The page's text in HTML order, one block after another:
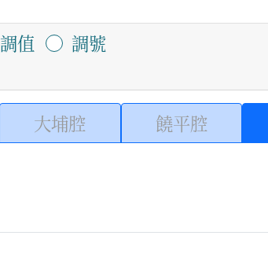
調值 調號
大埔腔 饒平腔